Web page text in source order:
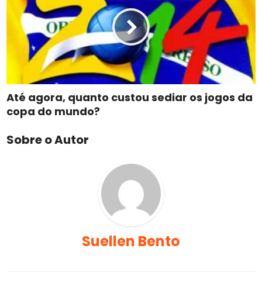
Até agora, quanto custou sediar os jogos da
copa do mundo?
Sobre o Autor
Suellen Bento